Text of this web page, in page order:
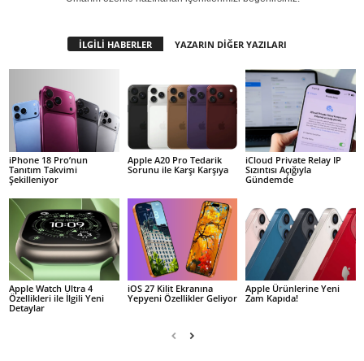
İLGİLİ HABERLER YAZARIN DİĞER YAZILARI
iPhone 18 Pro’nun
Tanıtım Takvimi
Şekilleniyor
Apple A20 Pro Tedarik
Sorunu ile Karşı Karşıya
iCloud Private Relay IP
Sızıntısı Açığıyla
Gündemde
Apple Watch Ultra 4
Özellikleri ile İlgili Yeni
Detaylar
iOS 27 Kilit Ekranına
Yepyeni Özellikler Geliyor
Apple Ürünlerine Yeni
Zam Kapıda!